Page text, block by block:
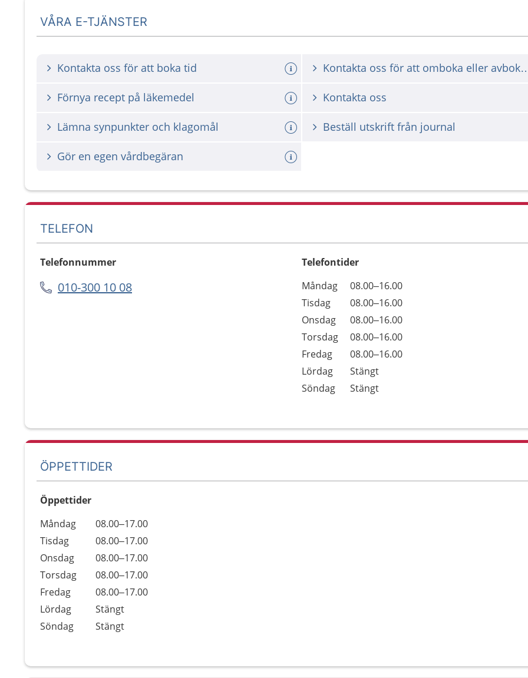
VÅRA E-TJÄNSTER
Kontakta oss för att boka tid Kontakta oss för
Förnya recept på läkemedel Kontakta oss
Lämna synpunkter och klagomål Beställ utskrift från journal
Gör en egen vårdbegäran
TELEFON
Telefonnummer
010-300 10 08
Telefontider
Dag
Öppettider
Kommentarer
Måndag
08.00–16.00
Tisdag
08.00–16.00
Onsdag
08.00–16.00
Torsdag
08.00–16.00
Fredag
08.00–16.00
Lördag
Stängt
Söndag
Stängt
ÖPPETTIDER
Öppettider
Dag
Öppettider
Kommentarer
Måndag
08.00–17.00
Tisdag
08.00–17.00
Onsdag
08.00–17.00
Torsdag
08.00–17.00
Fredag
08.00–17.00
Lördag
Stängt
Söndag
Stängt